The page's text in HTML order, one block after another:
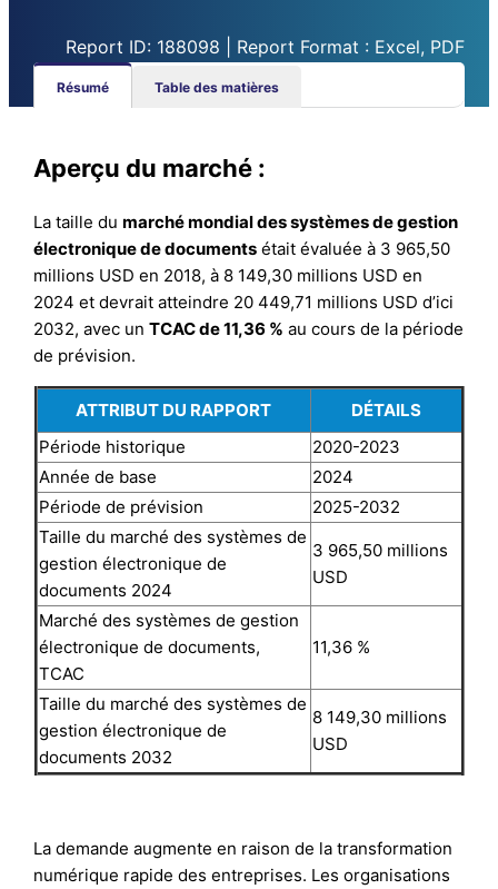
Report ID: 188098 | Report Format : Excel, PDF
Résumé Table des matières
Aperçu du marché :
La taille du marché mondial des systèmes de gestion
électronique de documents était évaluée à 3 965,50
millions USD en 2018, à 8 149,30 millions USD en
2024 et devrait atteindre 20 449,71 millions USD d’ici
2032, avec unTCAC de 11,36 % au cours de la période
de prévision.
ATTRIBUT DU RAPPORT
DÉTAILS
Période historique
2020-2023
Année de base
2024
Période de prévision
2025-2032
Taille du marché des systèmes de
gestion électronique de
documents 2024
3 965,50 millions
USD
Marché des systèmes de gestion
électronique de documents,
TCAC
11,36 %
Taille du marché des systèmes de
gestion électronique de
documents 2032
8 149,30 millions
USD
La demande augmente en raison de la transformation
numérique rapide des entreprises. Les organisations